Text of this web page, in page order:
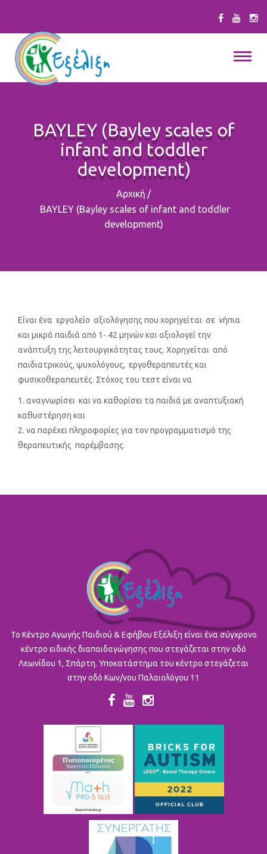
BAYLEY (Bayley scales of
infant and toddler
development)
Αρχική /
BAYLEY (Bayley scales of infant and toddler
development)
Είναι ένα εργαλείο αξιολόγησης που χορηγείται σε νήπια
και μικρά παιδιά από 1- 42 μηνών και αξιολογεί την
ανάπτυξη της λειτουργικότητας τους. Χορηγείται από
παιδιατρικούς, ψυχολόγους, εργοθεραπευτές και
φυσικοθεραπευτές. Στόχος του τεστ είναι να
αναγνωρίσει και να καθορίσει τα παιδιά με αναπτυξιακή
καθυστέρηση και
να παρέχει πληροφορίες για τον προγραμματισμό της
θεραπευτικής παρέμβασης.
To Κέντρο Αγωγής Παιδιού & Εφήβου Εξέλιξη είναι ένα σύγχρονο
κέντρο ειδικής διαπαιδαγώγησης που στεγάζεται στην οδό
Λεωνίδου 1, Σπάρτη. Υποκατάστημα του κέντρο στεγάζεται
στην οδό Κων/νου Παλαιολόγου 11